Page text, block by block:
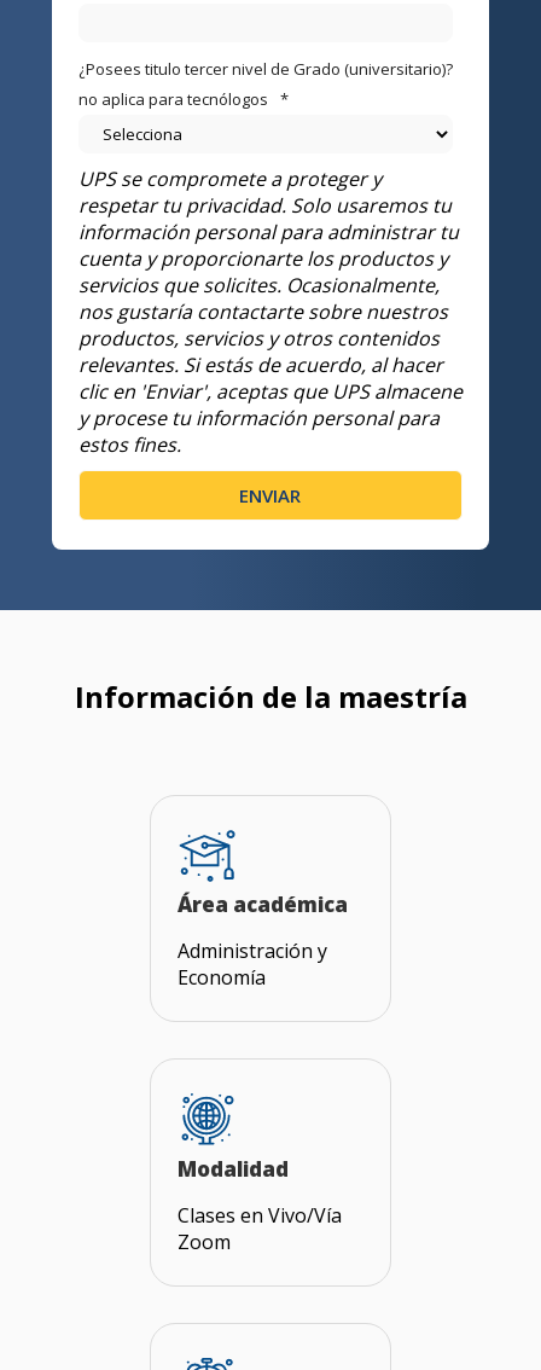
¿Posees titulo tercer nivel de Grado (universitario)?
no aplica para tecnólogos
*
UPS se compromete a proteger y
respetar tu privacidad. Solo usaremos tu
información personal para administrar tu
cuenta y proporcionarte los productos y
servicios que solicites. Ocasionalmente,
nos gustaría contactarte sobre nuestros
productos, servicios y otros contenidos
relevantes. Si estás de acuerdo, al hacer
clic en 'Enviar', aceptas que UPS almacene
y procese tu información personal para
estos fines.
Información de la maestría
Área académica
Administración y
Economía
Modalidad
Clases en Vivo/Vía
Zoom